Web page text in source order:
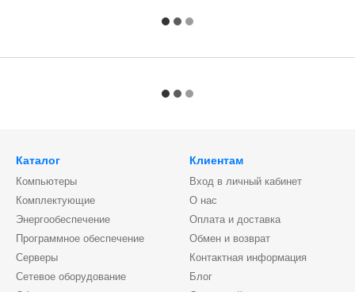
Каталог
Компьютеры
Комплектующие
Энергообеспечение
Программное обеспечение
Серверы
Сетевое оборудование
Клиентам
Вход в личный кабинет
О нас
Оплата и доставка
Обмен и возврат
Контактная информация
Блог